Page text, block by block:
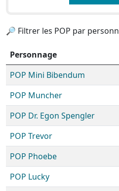
🔎 Filtrer les POP par
Personnage
POP Mini Bibendum
POP Muncher
POP Dr. Egon Spengler
POP Trevor
POP Phoebe
POP Lucky